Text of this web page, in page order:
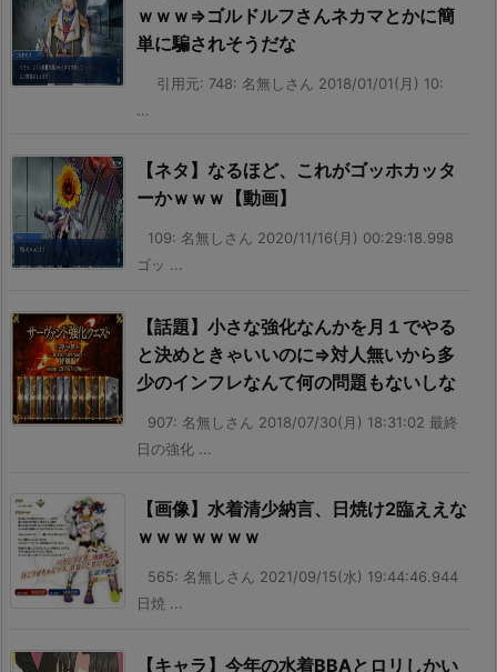
ｗｗｗ⇒ゴルドルフさんネカマとかに簡
単に騙されそうだな
引用元: 748: 名無しさん 2018/01/01(月) 10:
...
【ネタ】なるほど、これがゴッホカッタ
ーかｗｗｗ【動画】
109: 名無しさん 2020/11/16(月) 00:29:18.998
ゴッ ...
【話題】小さな強化なんかを月１でやる
と決めときゃいいのに⇒対人無いから多
少のインフレなんて何の問題もないしな
907: 名無しさん 2018/07/30(月) 18:31:02 最終
日の強化 ...
【画像】水着清少納言、日焼け2臨ええな
ｗｗｗｗｗｗｗ
565: 名無しさん 2021/09/15(水) 19:44:46.944
日焼 ...
【キャラ】今年の水着BBAとロリしかい